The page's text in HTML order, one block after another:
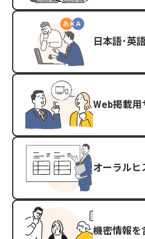
日本語･英
Web掲載用
オーラルヒ
機密情報を